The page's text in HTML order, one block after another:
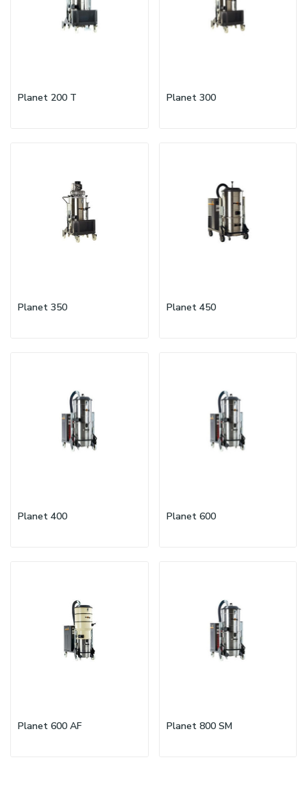
Planet 200 T Planet 300
Planet 350 Planet 450
Planet 400 Planet 600
Planet 600 AF Planet 800 SM